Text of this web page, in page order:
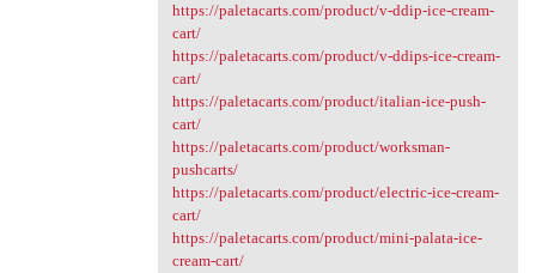
https://paletacarts.com/product/v-ddip-ice-cream-
cart/
https://paletacarts.com/product/v-ddips-ice-cream-
cart/
https://paletacarts.com/product/italian-ice-push-
cart/
https://paletacarts.com/product/worksman-
pushcarts/
https://paletacarts.com/product/electric-ice-cream-
cart/
https://paletacarts.com/product/mini-palata-ice-
cream-cart/